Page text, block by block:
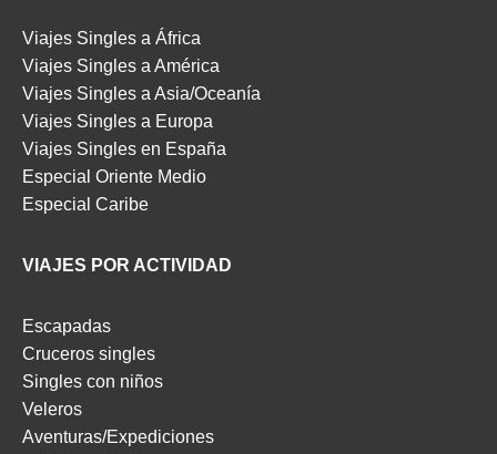
Viajes Singles a África
Viajes Singles a América
Viajes Singles a Asia/Oceanía
Viajes Singles a Europa
Viajes Singles en España
Especial Oriente Medio
Especial Caribe
VIAJES POR ACTIVIDAD
Escapadas
Cruceros singles
Singles con niños
Veleros
Aventuras/Expediciones